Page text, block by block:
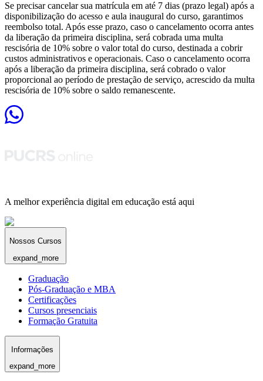
Se precisar cancelar sua matrícula em até 7 dias (prazo legal) após a
disponibilização do acesso e aula inaugural do curso, garantimos
reembolso total. Após esse prazo, caso o cancelamento ocorra antes
da liberação da primeira disciplina, será cobrada uma multa
rescisória de 10% sobre o valor total do curso, destinada a cobrir
custos administrativos e operacionais. Caso o cancelamento ocorra
após a liberação da primeira disciplina, será cobrado o valor
proporcional ao período de prestação de serviço, acrescido da multa
rescisória de 10% sobre o saldo remanescente.
A melhor experiência digital em educação está aqui
Nossos Cursos
expand_more
Graduação
Pós-Graduação e MBA
Certificações
Cursos presenciais
Formação Gratuita
Informações
expand_more